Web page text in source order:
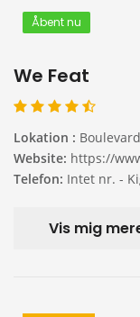
Åbent nu
We Feat
Lokation :
Website: https://
Telefon: Intet nr. -
Vis mig